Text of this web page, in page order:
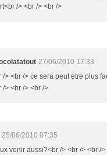
/> <br /> <br />
27/06/2010 17:33
/> <br /> ce sera peut etre plus
/> <br /> <br />
25/06/2010 07:35
venir aussi?<br /> <br /> <br />